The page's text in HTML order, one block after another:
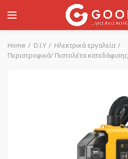
Home D.I.Y
Ηλεκτρικά εργαλεία
Περιστροφικά/ Πιστολέτα κατεδάφισης